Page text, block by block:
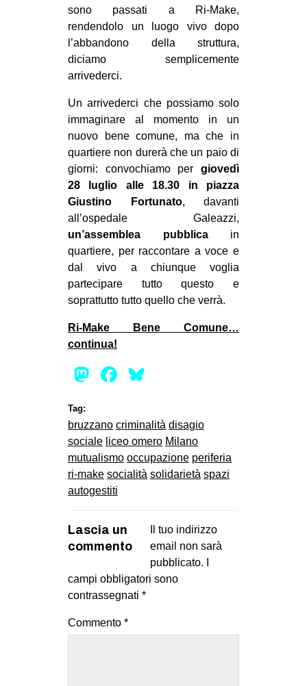
sono passati a Ri-Make,
rendendolo un luogo vivo dopo
l’abbandono della struttura,
diciamo semplicemente
arrivederci.
Un arrivederci che possiamo solo
immaginare al momento in un
nuovo bene comune, ma che in
quartiere non durerà che un paio di
giorni: convochiamo per giovedì
28 luglio alle 18.30 in piazza
Giustino Fortunato, davanti
all’ospedale Galeazzi,
un’assemblea pubblicain
quartiere, per raccontare a voce e
dal vivo a chiunque voglia
partecipare tutto questo e
soprattutto tutto quello che verrà.
Ri-Make Bene Comune…
continua!
Mastodon
Facebook
Tag:
bruzzano criminalità disagio
sociale liceo omero Milano
mutualismo occupazione periferia
ri-make socialità solidarietà spazi
autogestiti
Lascia un
commento
Il tuo indirizzo
email non sarà
pubblicato.
campi obbligatori sono
contrassegnati *
Commento *